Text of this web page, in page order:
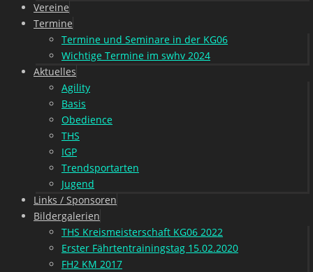
Vereine
Termine
Termine und Seminare in der KG06
Wichtige Termine im swhv 2024
Aktuelles
Agility
Basis
Obedience
THS
IGP
Trendsportarten
Jugend
Links / Sponsoren
Bildergalerien
THS Kreismeisterschaft KG06 2022
Erster Fährtentrainingstag 15.02.2020
FH2 KM 2017